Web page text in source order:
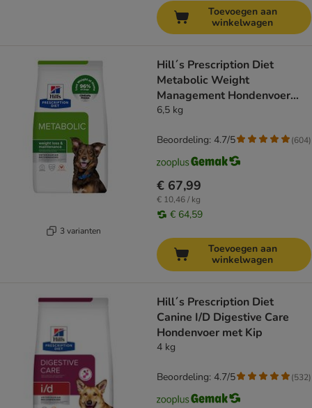
Toevoegen aan
winkelwagen
3 varianten
Hill´s Prescription Diet
Metabolic Weight
Management Hondenvoer
met Kip
6,5 kg
€ 67,99
€ 10,46 / kg
€ 64,59
Beoordeling: 4.7/5 (604)
Toevoegen aan
winkelwagen
Hill´s Prescription Diet
Canine I/D Digestive Care
Hondenvoer met Kip
4 kg
Beoordeling: 4.7/5 (532)